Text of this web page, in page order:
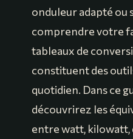
onduleur adapté ou
comprendre votre
tableaux de
constituent des
quotidien. Dans ce
découvrirez les
entre watt,